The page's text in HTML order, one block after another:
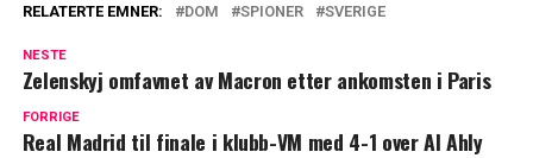
RELATERTE EMNER: DOM SPIONER SVERIGE
NESTE
Zelenskyj omfavnet av Macron etter ankomsten i Paris
FORRIGE
Real Madrid til finale i klubb-VM med 4-1 over Al Ahly